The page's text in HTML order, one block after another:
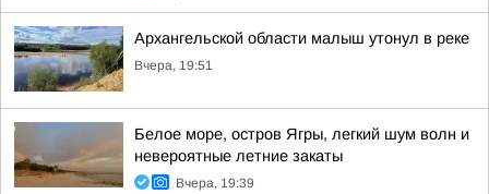
Архангельской области малыш утонул в реке
Вчера, 19:51
Белое море, остров Ягры, легкий шум волн и
невероятные летние закаты
Вчера, 19:39